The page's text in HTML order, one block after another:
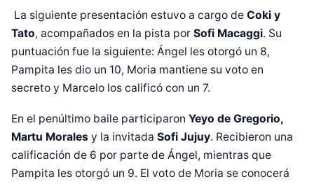
La siguiente presentación estuvo a cargo de Coki y
Tato, acompañados en la pista por Sofi Macaggi. Su
puntuación fue la siguiente: Ángel les otorgó un 8,
Pampita les dio un 10, Moria mantiene su voto en
secreto y Marcelo los calificó con un 7.
En el penúltimo baile participaron Yeyo de Gregorio,
Martu Morales y la invitada Sofi Jujuy. Recibieron una
calificación de 6 por parte de Ángel, mientras que
Pampita les otorgó un 9. El voto de Moria se conocerá